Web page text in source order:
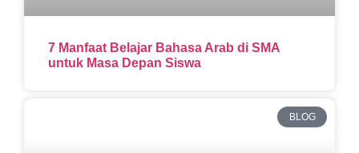
7 Manfaat Belajar Bahasa Arab di SMA
untuk Masa Depan Siswa
BLOG